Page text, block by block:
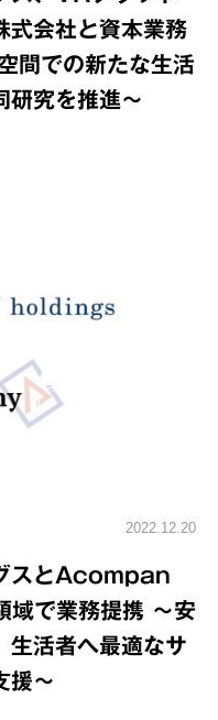
式会社と資本業務
間での新たな生活
研究を推進～
2022.12.20
スとAcompan
域で業務提携 ～安
生活者へ最適なサ
援～